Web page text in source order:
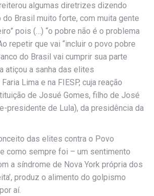
algumas diretrizes dizendo
do Brasil muito forte, com muita gente
pois (…) “o pobre não é o problema
repetir que vai “incluir o povo pobre
do Brasil vai cumprir sua parte
atiçou a sanha das elites
Lima e na FIESP, cuja reação
de Josué Gomes, filho de José
presidente de Lula), da presidência da
das elites contra o Povo
como sempre foi – um sentimento
a síndrome de Nova York própria dos
produz o alimento do golpismo
aí.